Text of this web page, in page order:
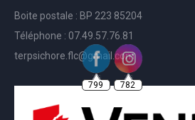
Boite postale : BP 223 85204
Téléphone : 07.49.57.76.81
terpsichore.flc@gmail.com
799 782